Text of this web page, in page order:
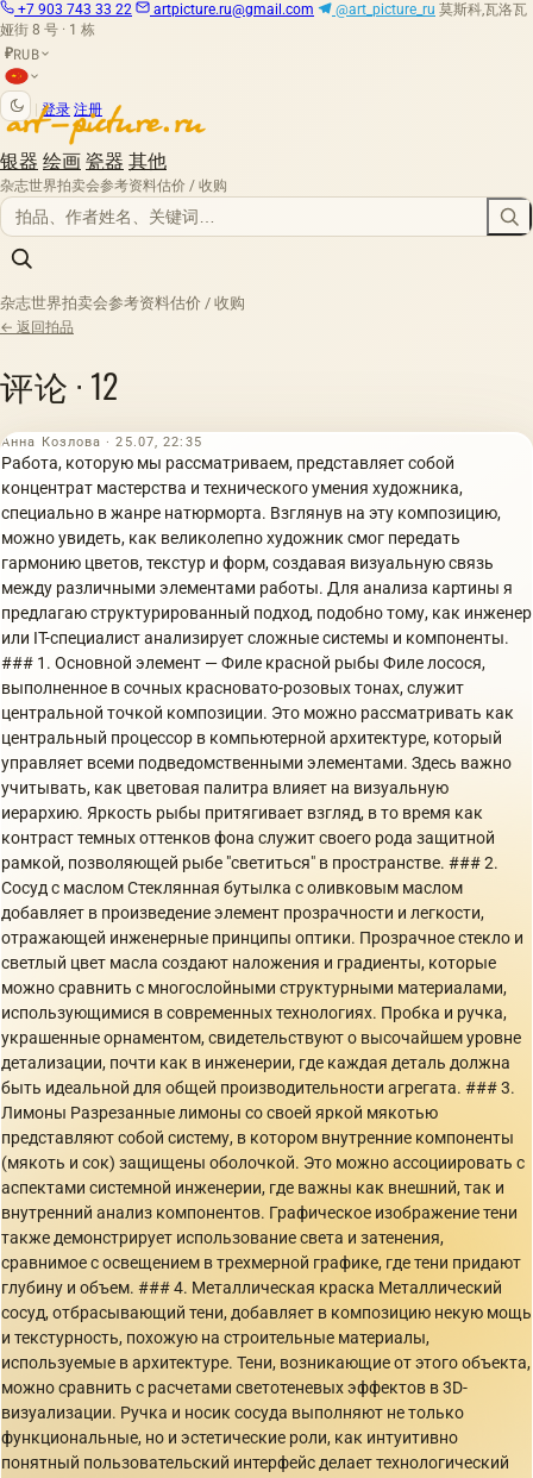
+7 903 743 33 22 artpicture.ru@gmail.com @art_picture_ru 莫斯科,瓦洛瓦
娅街 8 号 · 1 栋
₽RUB
登录 注册
银器 绘画 瓷器 其他
杂志世界拍卖会参考资料估价 / 收购
杂志世界拍卖会参考资料估价 / 收购
← 返回拍品
评论 · 12
Анна Козлова · 25.07, 22:35
Работа, которую мы рассматриваем, представляет собой
концентрат мастерства и технического умения художника,
специально в жанре натюрморта. Взглянув на эту композицию,
можно увидеть, как великолепно художник смог передать
гармонию цветов, текстур и форм, создавая визуальную связь
между различными элементами работы. Для анализа картины я
предлагаю структурированный подход, подобно тому, как инженер
или IT-специалист анализирует сложные системы и компоненты.
### 1. Основной элемент — Филе красной рыбы Филе лосося,
выполненное в сочных красновато-розовых тонах, служит
центральной точкой композиции. Это можно рассматривать как
центральный процессор в компьютерной архитектуре, который
управляет всеми подведомственными элементами. Здесь важно
учитывать, как цветовая палитра влияет на визуальную
иерархию. Яркость рыбы притягивает взгляд, в то время как
контраст темных оттенков фона служит своего рода защитной
рамкой, позволяющей рыбе "светиться" в пространстве. ### 2.
Сосуд с маслом Стеклянная бутылка с оливковым маслом
добавляет в произведение элемент прозрачности и легкости,
отражающей инженерные принципы оптики. Прозрачное стекло и
светлый цвет масла создают наложения и градиенты, которые
можно сравнить с многослойными структурными материалами,
использующимися в современных технологиях. Пробка и ручка,
украшенные орнаментом, свидетельствуют о высочайшем уровне
детализации, почти как в инженерии, где каждая деталь должна
быть идеальной для общей производительности агрегата. ### 3.
Лимоны Разрезанные лимоны со своей яркой мякотью
представляют собой систему, в котором внутренние компоненты
(мякоть и сок) защищены оболочкой. Это можно ассоциировать с
аспектами системной инженерии, где важны как внешний, так и
внутренний анализ компонентов. Графическое изображение тени
также демонстрирует использование света и затенения,
сравнимое с освещением в трехмерной графике, где тени придают
глубину и объем. ### 4. Металлическая краска Металлический
сосуд, отбрасывающий тени, добавляет в композицию некую мощь
и текстурность, похожую на строительные материалы,
используемые в архитектуре. Тени, возникающие от этого объекта,
можно сравнить с расчетами светотеневых эффектов в 3D-
визуализации. Ручка и носик сосуда выполняют не только
функциональные, но и эстетические роли, как интуитивно
понятный пользовательский интерфейс делает технологический